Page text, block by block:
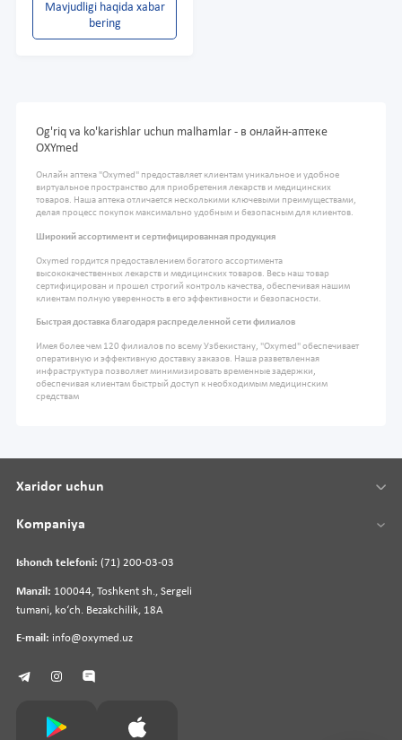
Mavjudligi haqida xabar
bering
Og'riq va ko'karishlar uchun malhamlar - в онлайн-аптеке
OXYmed
Онлайн аптека "Oxymed" предоставляет клиентам уникальное и удобное
виртуальное пространство для приобретения лекарств и медицинских
товаров. Наша аптека отличается несколькими ключевыми преимуществами,
делая процесс покупок максимально удобным и безопасным для клиентов.
Широкий ассортимент и сертифицированная продукция
Oxymed гордится предоставлением богатого ассортимента
высококачественных лекарств и медицинских товаров. Весь наш товар
сертифицирован и прошел строгий контроль качества, обеспечивая нашим
клиентам полную уверенность в его эффективности и безопасности.
Быстрая доставка благодаря распределенной сети филиалов
Имея более чем 120 филиалов по всему Узбекистану, "Oxymed" обеспечивает
оперативную и эффективную доставку заказов. Наша разветвленная
инфраструктура позволяет минимизировать временные задержки,
обеспечивая клиентам быстрый доступ к необходимым медицинским
средствам
Ishonch telefoni: (71) 200-03-03
Manzil: 100044, Toshkent sh., Sergeli
tumani, koʻch. Bezakchilik, 18A
E-mail: info@oxymed.uz
Xaridor uchun
Kompaniya